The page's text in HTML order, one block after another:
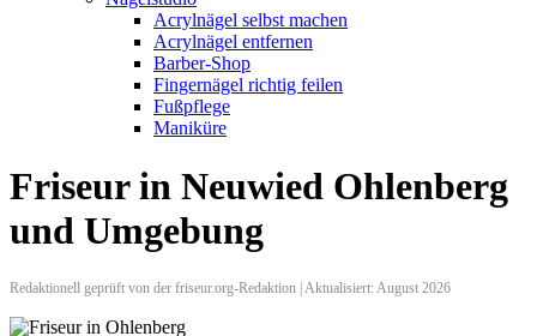
Acrylnägel selbst machen
Acrylnägel entfernen
Barber-Shop
Fingernägel richtig feilen
Fußpflege
Maniküre
Friseur in Neuwied Ohlenberg
und Umgebung
Redaktionell geprüft von der friseur.org-Redaktion | Aktualisiert: August 2026